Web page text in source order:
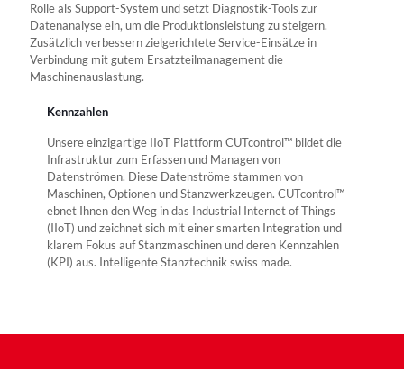
Rolle als Support-System und setzt Diagnostik-Tools zur
Datenanalyse ein, um die Produktionsleistung zu steigern.
Zusätzlich verbessern zielgerichtete Service-Einsätze in
Verbindung mit gutem Ersatzteilmanagement die
Maschinenauslastung.
Kennzahlen
Unsere einzigartige IIoT Plattform CUTcontrol™ bildet die
Infrastruktur zum Erfassen und Managen von
Datenströmen. Diese Datenströme stammen von
Maschinen, Optionen und Stanzwerkzeugen. CUTcontrol™
ebnet Ihnen den Weg in das Industrial Internet of Things
(IIoT) und zeichnet sich mit einer smarten Integration und
klarem Fokus auf Stanzmaschinen und deren Kennzahlen
(KPI) aus. Intelligente Stanztechnik swiss made.